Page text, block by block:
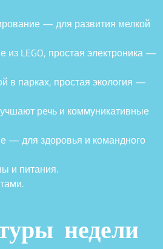
— для развития мелкой
LEGO, простая электроника —
в парках, простая экология —
речь и коммуникативные
— для здоровья и командного
и питания.
недели